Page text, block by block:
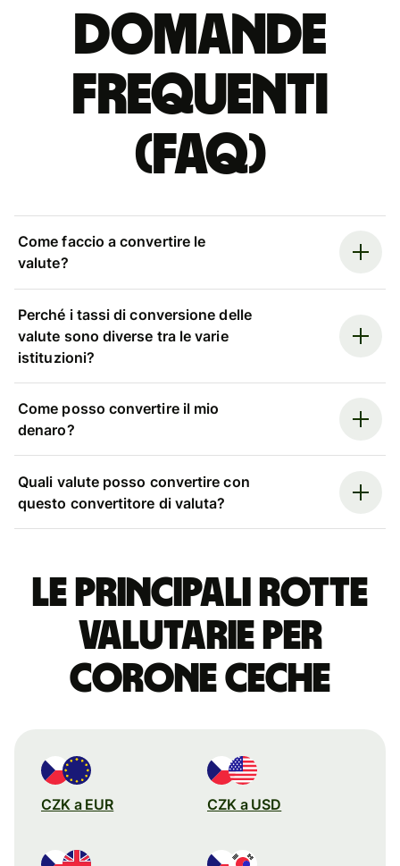
Domande
Frequenti
(FAQ)
Come faccio a convertire le
valute?
Perché i tassi di conversione delle
valute sono diverse tra le varie
istituzioni?
Come posso convertire il mio
denaro?
Quali valute posso convertire con
questo convertitore di valuta?
Le principali rotte
valutarie per
corone ceche
CZK a EUR CZK a USD